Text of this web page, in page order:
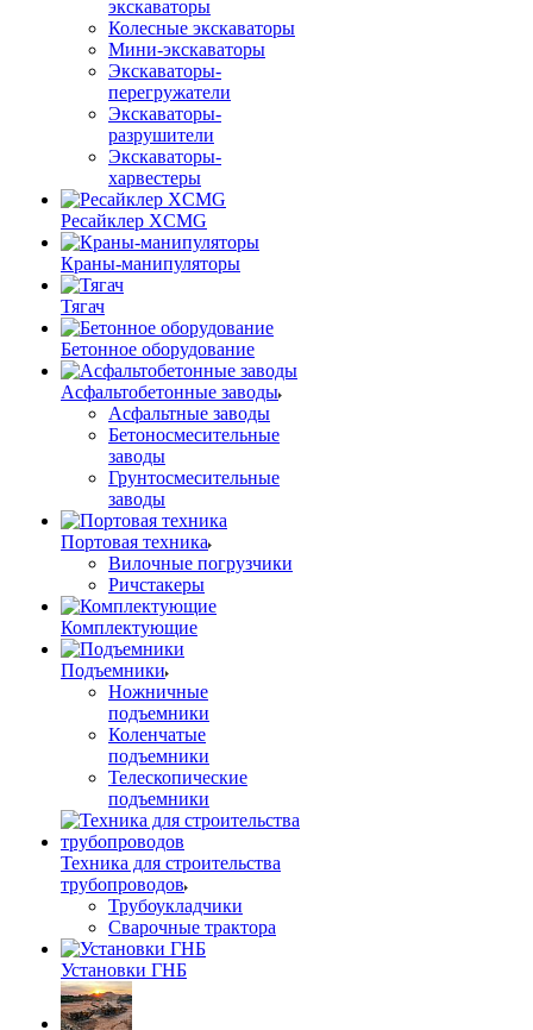
экскаваторы
Колесные экскаваторы
Мини-экскаваторы
Экскаваторы-
перегружатели
Экскаваторы-
разрушители
Экскаваторы-
харвестеры
Ресайклер XCMG
Краны-манипуляторы
Тягач
Бетонное оборудование
Асфальтобетонные заводы
Асфальтные заводы
Бетоносмесительные
заводы
Грунтосмесительные
заводы
Портовая техника
Вилочные погрузчики
Ричстакеры
Комплектующие
Подъемники
Ножничные
подъемники
Коленчатые
подъемники
Телескопические
подъемники
Техника для строительства
трубопроводов
Трубоукладчики
Сварочные трактора
Установки ГНБ